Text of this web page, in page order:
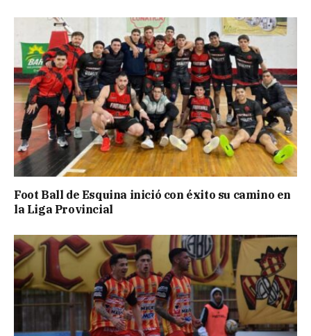
Foot Ball de Esquina inició con éxito su camino en
la Liga Provincial